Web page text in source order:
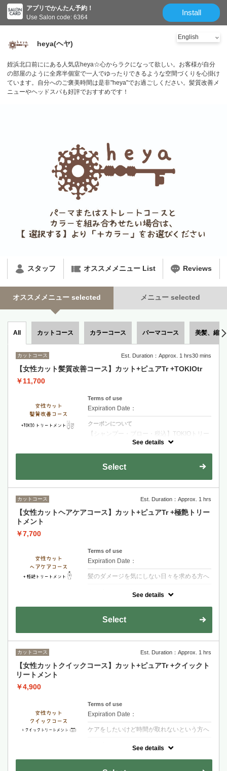
アプリでかんたん予約！
Use Salon code: 6364
Install
heya(ヘヤ)
姪浜北口前ににある人気店heya☆心からラクになって欲しい。お客様が自分
の部屋のように全席半個室で一人でゆったりできるような空間づくりを心掛け
ています。自分へのご褒美時間は是非"heya"でお過ごしください。髪質改善メ
ニューやヘッドスパも好評でおすすめです！
スタッフ オススメメニュー List Reviews
オススメメニュー selected メニュー selected
All カットコース カラーコース パーマコース 美髪、縮毛
カットコース Est. Duration：Approx. 1 hrs30 mins
【女性カット髪質改善コース】カット+ピュアTr +TOKIOtr
￥11,700
Terms of use
Expiration Date：
クーポンについて
【シャンプー・ブロー・税込】TOKIOトリー
トメント特許技術で髪内部を徹底補修 圧倒的
な艶としなやかさを実現する極上ケア
See details
Select
カットコース Est. Duration：Approx. 1 hrs
【女性カットヘアケアコース】カット+ピュアTr +極艶トリー
トメント
￥7,700
Terms of use
Expiration Date：
髪のダメージを気にしない日々を求める方へ
養を入れる3段階集中トリートメント艶とま
とまりのある髪へ導きます
See details
Select
カットコース Est. Duration：Approx. 1 hrs
【女性カットクイックコース】カット+ピュアTr +クイックト
リートメント
￥4,900
Terms of use
Expiration Date：
ケアをしたいけど時間が取れないという方へ
ないお客様・お時間があまりないお客様オス
See details